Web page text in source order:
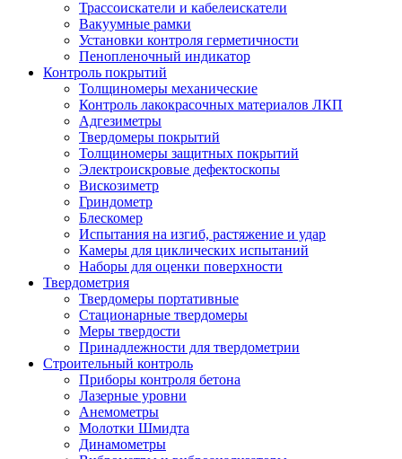
Трассоискатели и кабелеискатели
Вакуумные рамки
Установки контроля герметичности
Пенопленочный индикатор
Контроль покрытий
Толщиномеры механические
Контроль лакокрасочных материалов ЛКП
Адгезиметры
Твердомеры покрытий
Толщиномеры защитных покрытий
Электроискровые дефектоскопы
Вискозиметр
Гриндометр
Блескомер
Испытания на изгиб, растяжение и удар
Камеры для циклических испытаний
Наборы для оценки поверхности
Твердометрия
Твердомеры портативные
Стационарные твердомеры
Меры твердости
Принадлежности для твердометрии
Строительный контроль
Приборы контроля бетона
Лазерные уровни
Анемометры
Молотки Шмидта
Динамометры